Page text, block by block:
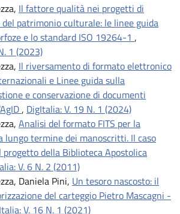
Il fattore qualità nei progetti di
patrimonio culturale: le linee guida
e lo standard ISO 19264-1 ,
1 (2023)
Il riversamento di formato elettronico
e Linee guida sulla
e conservazione di documenti
, DigItalia: V. 19 N. 1 (2024)
Analisi del formato FITS per la
lungo termine dei manoscritti. Il caso
della Biblioteca Apostolica
V. 6 N. 2 (2011)
Daniela Pini, Un tesoro nascosto: il
del carteggio Pietro Mascagni -
V. 16 N. 1 (2021)